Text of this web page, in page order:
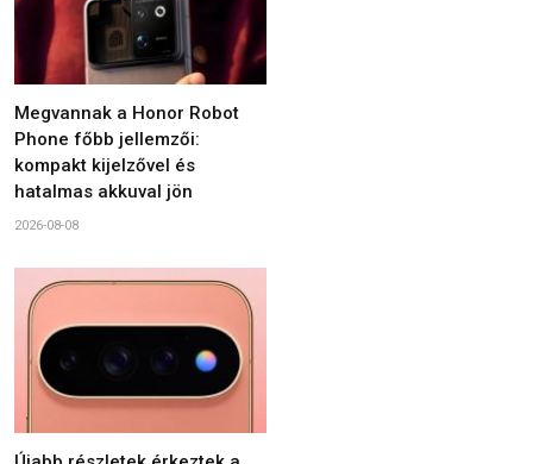
Megvannak a Honor Robot
Phone főbb jellemzői:
kompakt kijelzővel és
hatalmas akkuval jön
2026-08-08